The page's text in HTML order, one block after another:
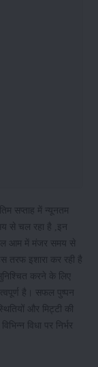
सप्ताह में न्यूनतम
से चल रहा है ,इन
आम में मंजर समय से
तरफ इशारा कर रही है
करने के लिए
है। सफल पुष्पन
और मिट्टी की
विधा पर निर्भर